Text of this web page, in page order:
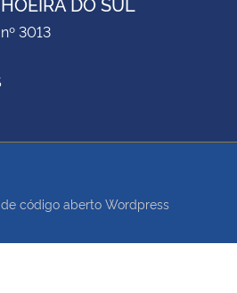
3013
código aberto Wordpress